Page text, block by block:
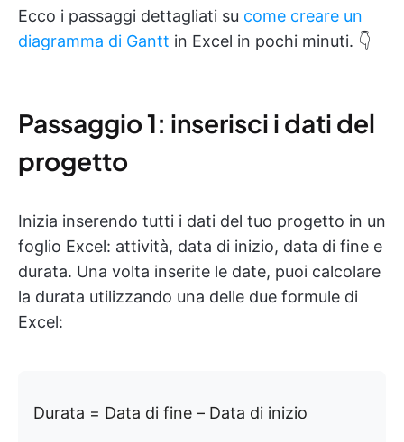
Ecco i passaggi dettagliati su come creare un
diagramma di Gantt in Excel in pochi minuti. 👇
Passaggio 1: inserisci i dati del
progetto
Inizia inserendo tutti i dati del tuo progetto in un
foglio Excel: attività, data di inizio, data di fine e
durata. Una volta inserite le date, puoi calcolare
la durata utilizzando una delle due formule di
Excel:
Durata = Data di fine – Data di inizio